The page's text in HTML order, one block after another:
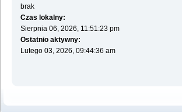
brak
Czas lokalny:
Sierpnia 06, 2026, 11:51:23 pm
Ostatnio aktywny:
Lutego 03, 2026, 09:44:36 am